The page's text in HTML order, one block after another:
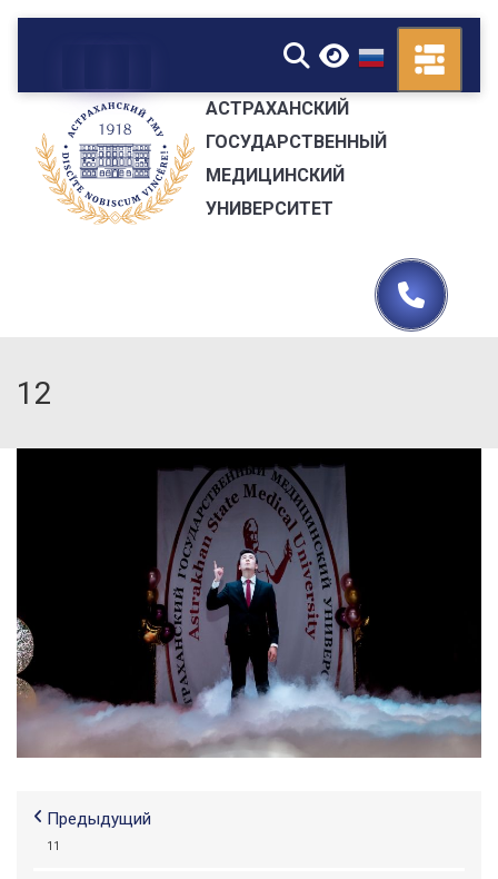
▼
АСТРАХАНСКИЙ
ГОСУДАРСТВЕННЫЙ
МЕДИЦИНСКИЙ
УНИВЕРСИТЕТ
12
Предыдущий
11